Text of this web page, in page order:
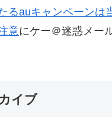
るauキャンペーンは
意にケー＠迷惑メー
イブ